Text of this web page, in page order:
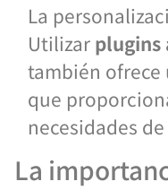
La
Utilizar plugins
también ofrece
que
necesidades
La